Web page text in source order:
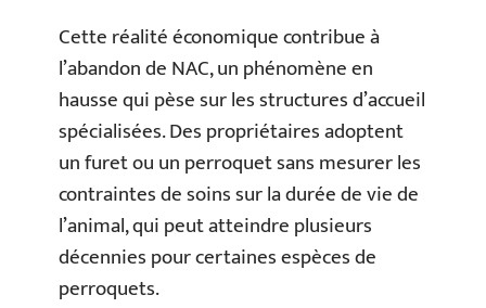
Cette réalité économique contribue à
l’abandon de NAC, un phénomène en
hausse qui pèse sur les structures d’accueil
spécialisées. Des propriétaires adoptent
un furet ou un perroquet sans mesurer les
contraintes de soins sur la durée de vie de
l’animal, qui peut atteindre plusieurs
décennies pour certaines espèces de
perroquets.